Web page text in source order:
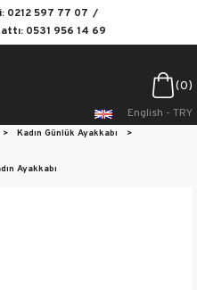
0212 597 77 07
0531 956 14 69
0
English - TRY
> Kadın Günlük Ayakkabı
>
Ayakkabı